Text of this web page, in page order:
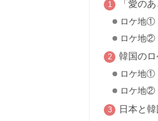
「愛の
ロケ地①
ロケ地②
韓国の
ロケ地①
ロケ地②
日本と